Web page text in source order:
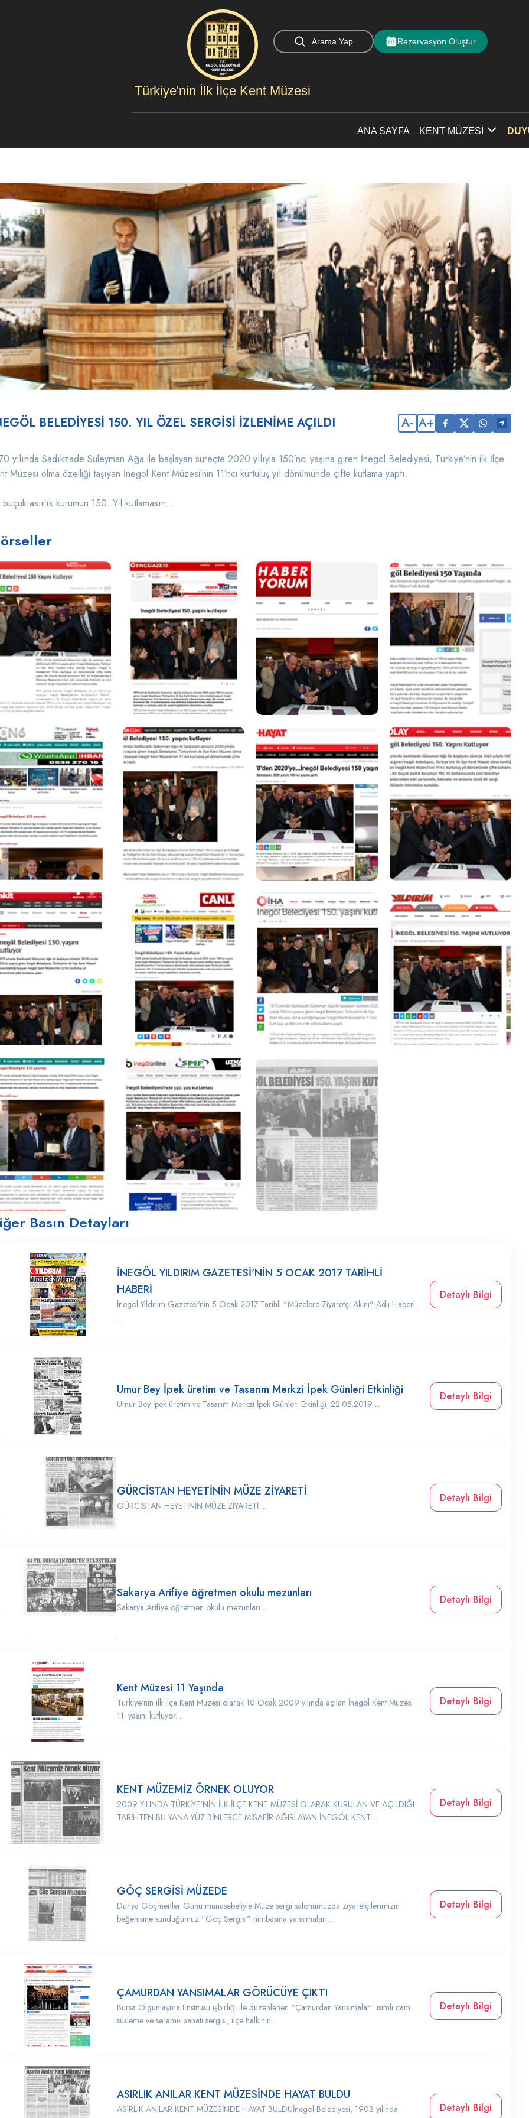
ANA SAYFA KENT MÜZESİ
Türkiye'nin İlk İlçe Kent Müzesi
Arama Yap Rezervasyon Oluştur
BELEDİYESİ 150. YIL ÖZEL SERGİSİ İZLENİME AÇILDI A- A+
yılında Sadıkzade Süleyman Ağa ile başlayan süreçte 2020 yılıyla 150’nci yaşına giren İnegöl Belediyesi, Türkiye’nin ilk İlçe
Müzesi olma özelliği taşıyan İnegöl Kent Müzesi’nin 11’nci kurtuluş yıl dönümünde çifte kutlama yaptı.
asırlık kurumun 150. Yıl kutlamasın...
Basın Detayları
İNEGÖL YILDIRIM GAZETESİ'NİN 5 OCAK 2017 TARİHLİ
HABERİ
İnegöl Yıldırım Gazetesi'nin 5 Ocak 2017 Tarihli "Müzelere Ziyaretçi Akını" Adlı Haberi.
...
Detaylı Bilgi
Umur Bey İpek üretim ve Tasarım Merkzi İpek Günleri Etkinliği
Umur Bey İpek üretim ve Tasarım Merkzi İpek Günleri Etkinliği_22.05.2019 ...
Detaylı Bilgi
GÜRCİSTAN HEYETİNİN MÜZE ZİYARETİ
GÜRCİSTAN HEYETİNİN MÜZE ZİYARETİ ...
Detaylı Bilgi
Sakarya Arifiye öğretmen okulu mezunları
Sakarya Arifiye öğretmen okulu mezunları ...
Detaylı Bilgi
Kent Müzesi 11 Yaşında
Türkiye'nin ilk ilçe Kent Müzesi olarak 10 Ocak 2009 yılında açılan İnegöl Kent Müzesi
11. yaşını kutluyor. ...
Detaylı Bilgi
KENT MÜZEMİZ ÖRNEK OLUYOR
2009 YILINDA TÜRKİYE'NİN İLK İLÇE KENT MÜZESİ OLARAK KURULAN VE AÇILDIĞI
TARİHTEN BU YANA YÜZ BİNLERCE MİSAFİR AĞIRLAYAN İNEGÖL KENT...
Detaylı Bilgi
GÖÇ SERGİSİ MÜZEDE
Dünya Göçmenler Günü münasebetiyle Müze sergi salonumuzda ziyaretçilerimizin
beğenisine sunduğumuz "Göç Sergisi" nin basına yansımaları...
Detaylı Bilgi
ÇAMURDAN YANSIMALAR GÖRÜCÜYE ÇIKTI
Bursa Olgunlaşma Enstitüsü işbirliği ile düzenlenen “Çamurdan Yansımalar” isimli cam
süsleme ve seramik sanatı sergisi, ilçe halkının...
Detaylı Bilgi
ASIRLIK ANILAR KENT MÜZESİNDE HAYAT BULDU
ASIRLIK ANILAR KENT MÜZESİNDE HAYAT BULDUİnegöl Belediyesi, 1903 yılında
Detaylı Bilgi